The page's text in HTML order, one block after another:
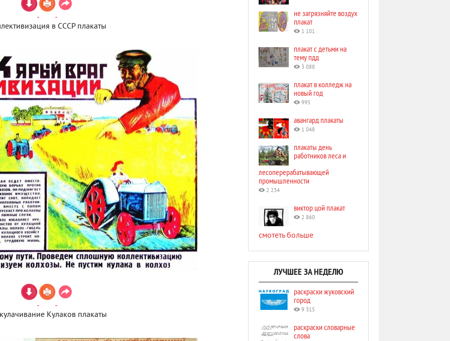
в СССР плакаты
Кулаков плакаты
не загрязняйте воздух
плакат
1 101
плакат с детьми на
тему пдд
3 088
плакат в колледж на
новый год
995
авангард плакаты
1 048
плакаты день
работников леса и
лесоперерабатывающей
промышленности
2 234
виктор цой плакат
2 860
смотеть больше
ЛУЧШЕЕ ЗА НЕДЕЛЮ
раскраски жуковский
город
9 315
раскраски словарные
слова